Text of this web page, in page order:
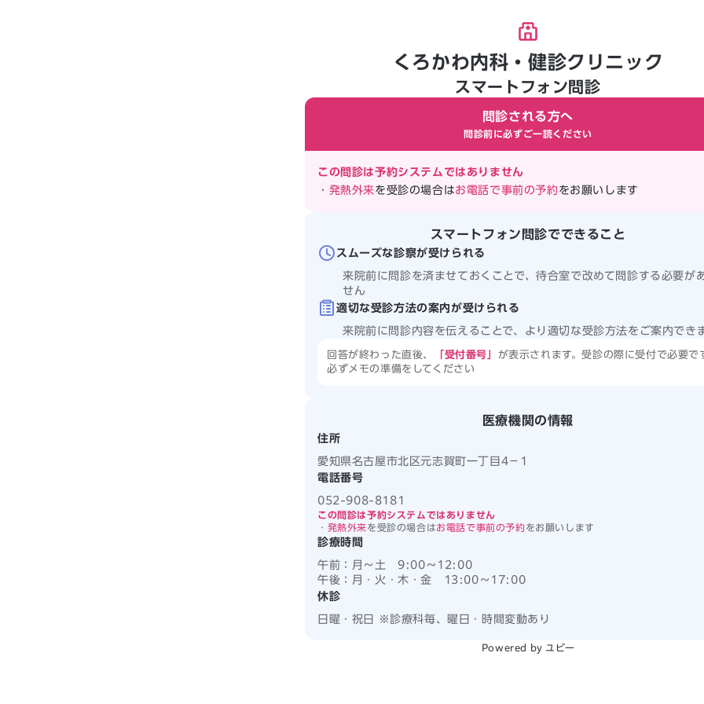
くろかわ内科・健診クリニック
スマートフォン問診
問診される方へ
問診前に必ずご一読ください
この問診は予約システムではありません
・ 発熱外来を受診の場合はお電話で事前の予約 をお願いします
スマートフォン問診でできること
スムーズな診察が受けられる
来院前に問診を済ませておくことで、待合室で改めて問診する必要が
せん
適切な受診方法の案内が受けられる
来院前に問診内容を伝えることで、より適切な受診方法をご案内でき
回答が終わった直後、 「受付番号」
が表示されます。受診の際に受付で必要で
必ずメモの準備をしてください
医療機関の情報
住所
愛知県名古屋市北区元志賀町一丁目4－1
電話番号
052-908-8181
この問診は予約システムではありません
・ 発熱外来を受診の場合はお電話で事前の予約をお願いします
診療時間
午前： 月～土 9:00 〜 12:00
午後： 月・火・木・金 13:00 〜 17:00
休診
日曜・祝日 ※診療科毎、曜日・時間変動あり
Powered by ユビー